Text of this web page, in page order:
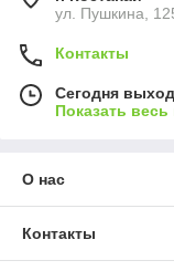
ул. Пушкина,
Контакты
Сегодня
Показать
О нас
Контакты